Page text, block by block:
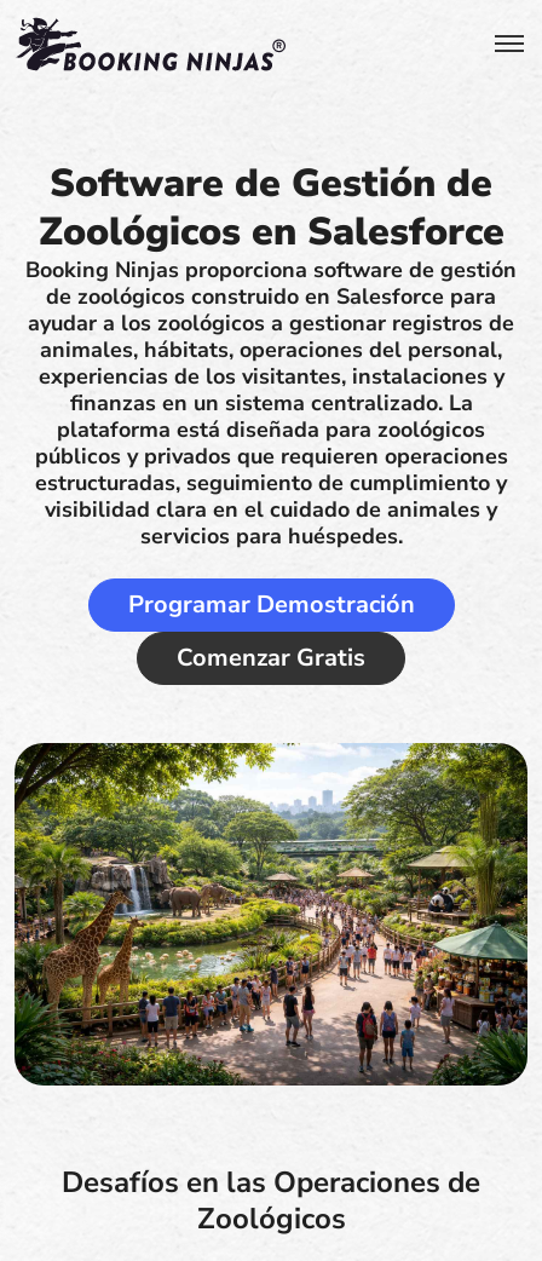
Software de Gestión de
Zoológicos en Salesforce
Booking Ninjas proporciona software de gestión
de zoológicos construido en Salesforce para
ayudar a los zoológicos a gestionar registros de
animales, hábitats, operaciones del personal,
experiencias de los visitantes, instalaciones y
finanzas en un sistema centralizado. La
plataforma está diseñada para zoológicos
públicos y privados que requieren operaciones
estructuradas, seguimiento de cumplimiento y
visibilidad clara en el cuidado de animales y
servicios para huéspedes.
Programar Demostración
Comenzar Gratis
Desafíos en las Operaciones de
Zoológicos